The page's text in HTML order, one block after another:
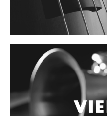
Maquinas de humo y escenario
Controladores
Accesorios
Cables y Conectores